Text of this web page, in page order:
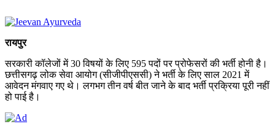
रायपुर
सरकारी कॉलेजों में 30 विषयों के लिए 595 पदों पर प्रोफेसरों की भर्ती होनी है।
छत्तीसगढ़ लोक सेवा आयोग (सीजीपीएससी) ने भर्ती के लिए साल 2021 में
आवेदन मंगवाए गए थे। लगभग तीन वर्ष बीत जाने के बाद भर्ती प्रक्रिया पूरी नहीं
हो पाई है।